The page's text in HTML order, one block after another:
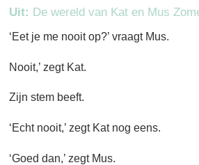
Uit: De wereld van Kat en Mus
‘Eet je me nooit op?’ vraagt Mus.
Nooit,’ zegt Kat.
Zijn stem beeft.
‘Echt nooit,’ zegt Kat nog eens.
‘Goed dan,’ zegt Mus.